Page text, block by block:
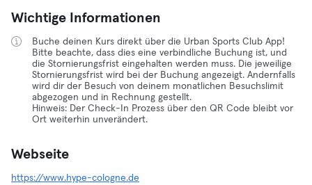
Wichtige Informationen
Buche deinen Kurs direkt über die Urban Sports Club App!
Bitte beachte, dass dies eine verbindliche Buchung ist, und
die Stornierungsfrist eingehalten werden muss. Die jeweilige
Stornierungsfrist wird bei der Buchung angezeigt. Andernfalls
wird dir der Besuch von deinem monatlichen Besuchslimit
abgezogen und in Rechnung gestellt.
Hinweis: Der Check-In Prozess über den QR Code bleibt vor
Ort weiterhin unverändert.
Webseite
https://www.hype-cologne.de